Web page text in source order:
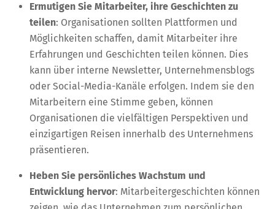
Ermutigen Sie Mitarbeiter, ihre Geschichten zu
teilen: Organisationen sollten Plattformen und
Möglichkeiten schaffen, damit Mitarbeiter ihre
Erfahrungen und Geschichten teilen können. Dies
kann über interne Newsletter, Unternehmensblogs
oder Social-Media-Kanäle erfolgen. Indem sie den
Mitarbeitern eine Stimme geben, können
Organisationen die vielfältigen Perspektiven und
einzigartigen Reisen innerhalb des Unternehmens
präsentieren.
Heben Sie persönliches Wachstum und
Entwicklung hervor: Mitarbeitergeschichten können